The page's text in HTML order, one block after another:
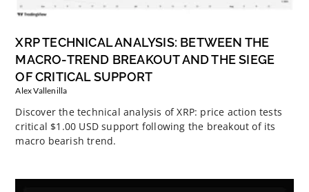
XRP TECHNICAL ANALYSIS: BETWEEN THE
MACRO-TREND BREAKOUT AND THE SIEGE
OF CRITICAL SUPPORT
Alex Vallenilla
Discover the technical analysis of XRP: price action tests
critical $1.00 USD support following the breakout of its
macro bearish trend.